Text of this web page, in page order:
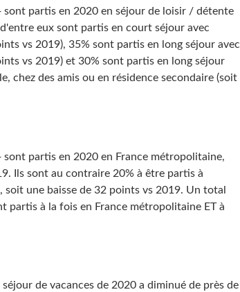
sont partis en 2020 en séjour de loisir / détente
eux sont partis en court séjour avec
vs 2019), 35% sont partis en long séjour avec
vs 2019) et 30% sont partis en long séjour
chez des amis ou en résidence secondaire (soit
sont partis en 2020 en France métropolitaine,
Ils sont au contraire 20% à être partis à
soit une baisse de 32 points vs 2019. Un total
partis à la fois en France métropolitaine ET à
de vacances de 2020 a diminué de près de